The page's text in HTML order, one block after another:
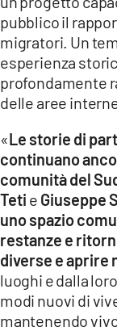
pubblico il
migratori. Un
esperienza
profondamente
delle aree
«Le storie di
continuano
comunità del
Teti e Giuseppe
uno spazio
restanze e
diverse e aprire
luoghi e dalla
modi nuovi di
mantenendo